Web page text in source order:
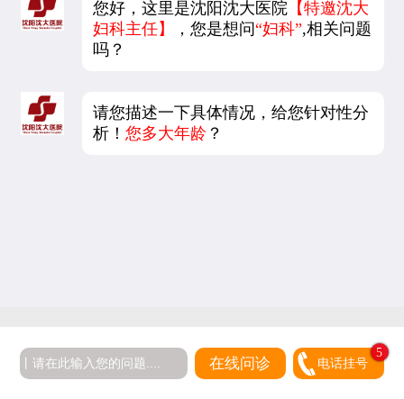
您好，这里是沈阳沈大医院【特邀沈大
妇科主任】
，您是想问“妇科”,相关问题
吗？
请您描述一下具体情况，给您针对性分
析！ 您多大年龄？
在线问诊 电话挂号
5